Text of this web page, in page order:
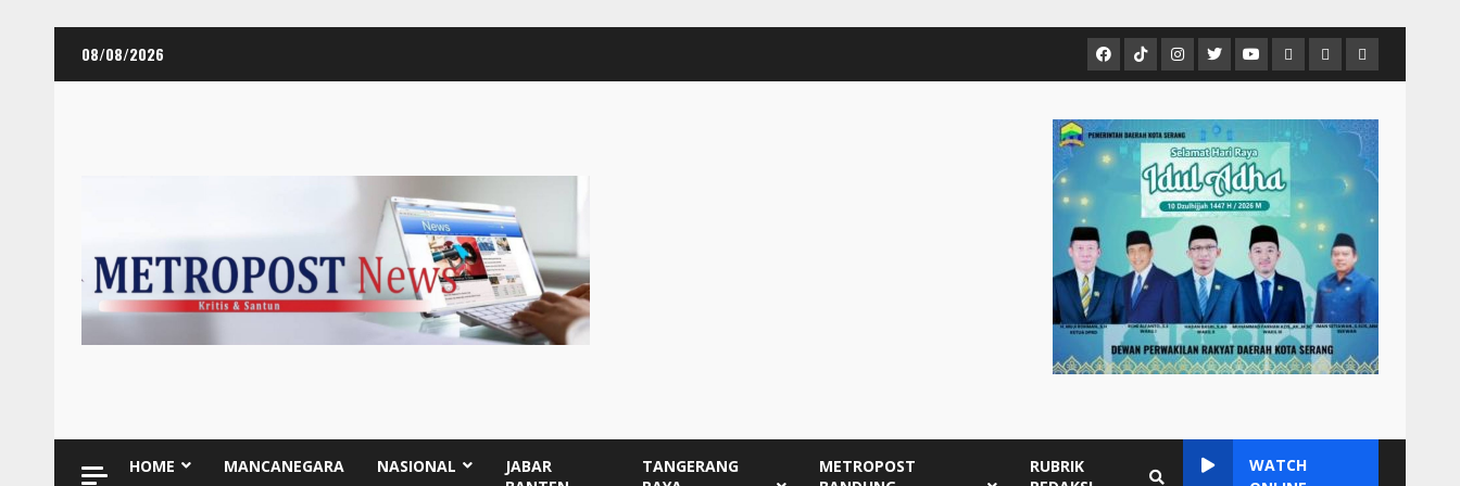
08/08/2026 FacebookTiktok
Metropostnews
Group
Instagram
TwitterYoutubeMCTVVIDEO
NEWS
MUSIC
Player
Embed
HOME MANCANEGARA NASIONAL
JABAR
TANGERANG
METROPOST
RUBRIK
WATCH